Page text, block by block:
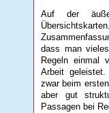
Auf der
dass man
Regeln einmal
Arbeit
zwar beim
aber gut
Passagen bei